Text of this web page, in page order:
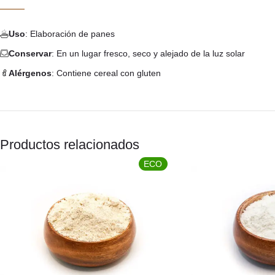
Uso: Elaboración de panes
Conservar: En un lugar fresco, seco y alejado de la luz solar
Alérgenos: Contiene cereal con gluten
Productos relacionados
ECO